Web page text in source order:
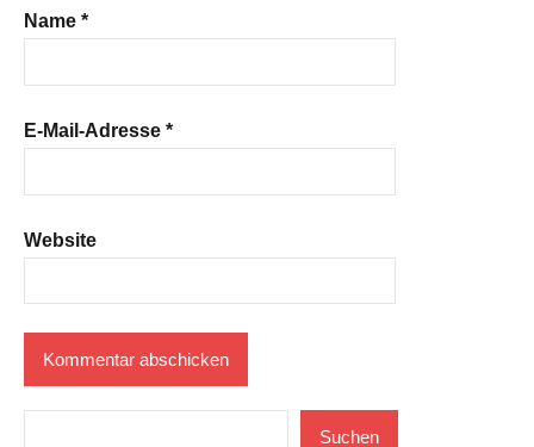
Name *
E-Mail-Adresse *
Website
Suchen